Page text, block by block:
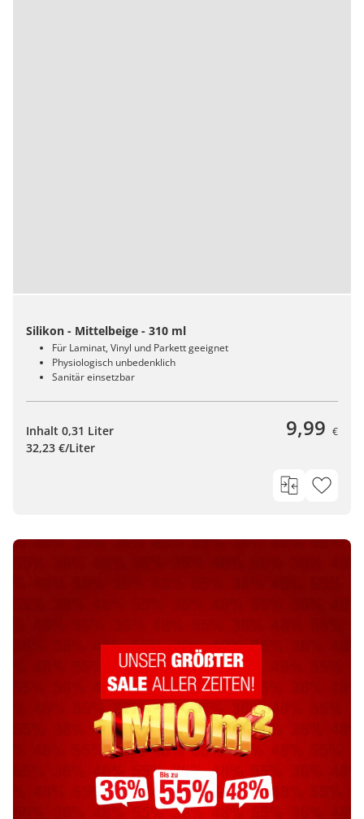
Silikon - Mittelbeige - 310 ml
Für Laminat, Vinyl und Parkett geeignet
Physiologisch unbedenklich
Sanitär einsetzbar
Inhalt 0,31 Liter
32,23 €/Liter
9,99 €